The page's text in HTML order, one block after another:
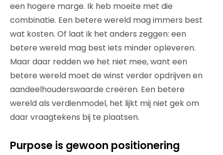
een hogere marge. Ik heb moeite met die
combinatie. Een betere wereld mag immers best
wat kosten. Of laat ik het anders zeggen: een
betere wereld mag best iets minder opleveren.
Maar daar redden we het niet mee, want een
betere wereld moet de winst verder opdrijven en
aandeelhouderswaarde creëren. Een betere
wereld als verdienmodel, het lijkt mij niet gek om
daar vraagtekens bij te plaatsen.
Purpose is gewoon positionering